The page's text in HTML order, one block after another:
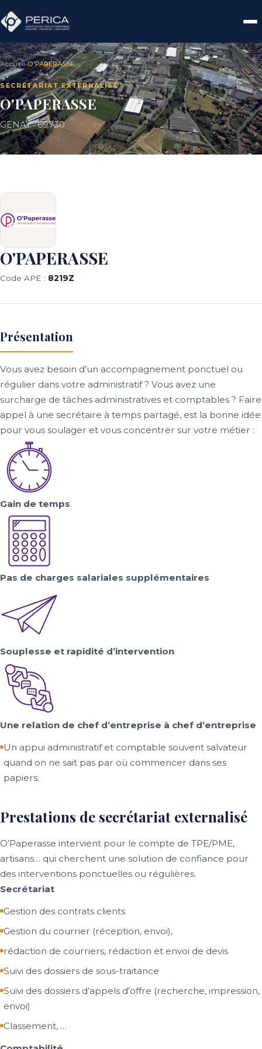
Accueil›O'PAPERASSE
SECRÉTARIAT EXTERNALISÉ
O'PAPERASSE
GENAY · 69730
O'PAPERASSE
Code APE : 8219Z
Présentation
Vous avez besoin d’un accompagnement ponctuel ou
régulier dans votre administratif ? Vous avez une
surcharge de tâches administratives et comptables ? Faire
appel à une secrétaire à temps partagé, est la bonne idée
pour vous soulager et vous concentrer sur votre métier :
Gain de temps
Pas de charges salariales supplémentaires
Souplesse et rapidité d’intervention
Une relation de chef d’entreprise à chef d’entreprise
Un appui administratif et comptable souvent salvateur
quand on ne sait pas par où commencer dans ses
papiers.
Prestations de secrétariat externalisé
O’Paperasse intervient pour le compte de TPE/PME,
artisans… qui cherchent une solution de confiance pour
des interventions ponctuelles ou régulières.
Secrétariat
Gestion des contrats clients
Gestion du courrier (réception, envoi),
rédaction de courriers, rédaction et envoi de devis
Suivi des dossiers de sous-traitance
Suivi des dossiers d’appels d’offre (recherche, impression,
envoi)
Classement, …